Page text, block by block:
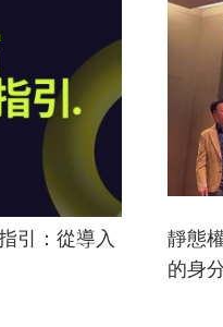
引：從導入
靜態
的身